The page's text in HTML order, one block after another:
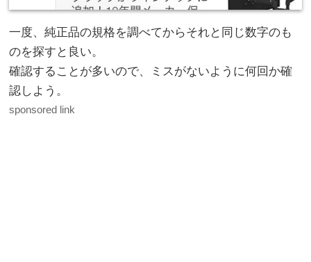
一度、純正品の規格を調べてからそれと同じ数字のも
のを探すと良い。
確認することが多いので、ミスがないように何回か確
認しよう。
sponsored link